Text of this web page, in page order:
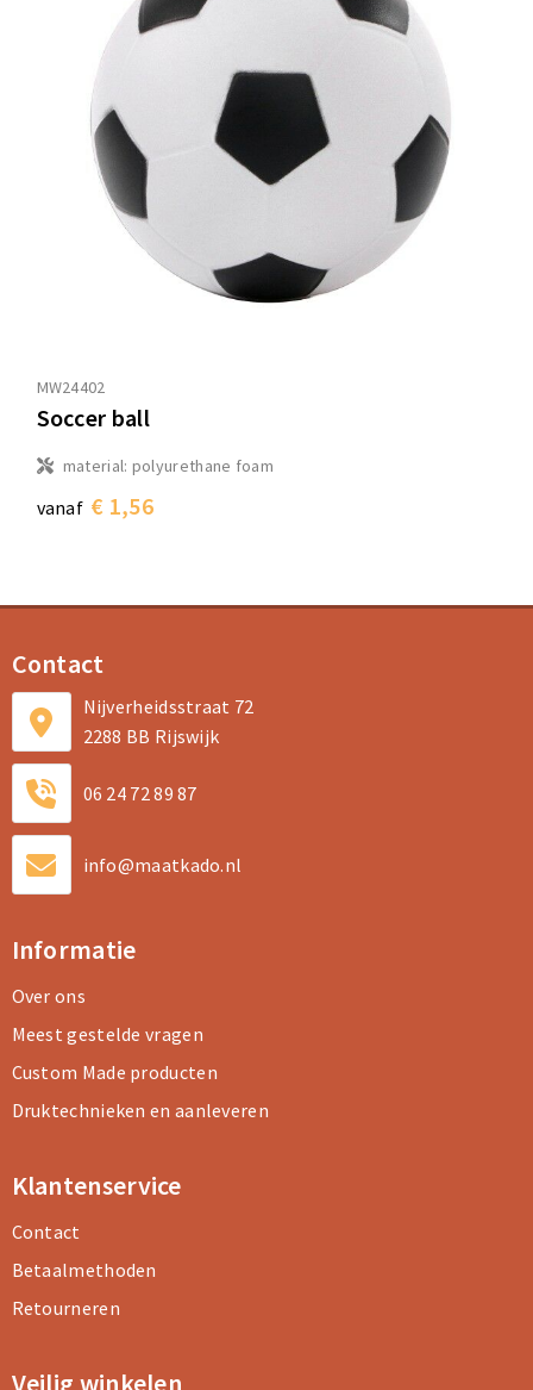
MW24402
Soccer ball
material: polyurethane foam
vanaf € 1,56
Contact
Nijverheidsstraat 72
2288 BB Rijswijk
06 24 72 89 87
info@maatkado.nl
Informatie
Over ons
Meest gestelde vragen
Custom Made producten
Druktechnieken en aanleveren
Klantenservice
Contact
Betaalmethoden
Retourneren
Veilig winkelen